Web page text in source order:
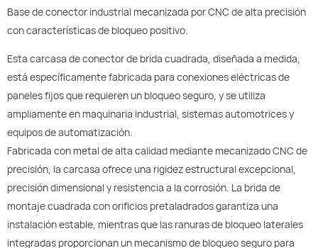
Base de conector industrial mecanizada por CNC de alta precisión
con características de bloqueo positivo.
Esta carcasa de conector de brida cuadrada, diseñada a medida,
está específicamente fabricada para conexiones eléctricas de
paneles fijos que requieren un bloqueo seguro, y se utiliza
ampliamente en maquinaria industrial, sistemas automotrices y
equipos de automatización.
Fabricada con metal de alta calidad mediante mecanizado CNC de
precisión, la carcasa ofrece una rigidez estructural excepcional,
precisión dimensional y resistencia a la corrosión. La brida de
montaje cuadrada con orificios pretaladrados garantiza una
instalación estable, mientras que las ranuras de bloqueo laterales
integradas proporcionan un mecanismo de bloqueo seguro para